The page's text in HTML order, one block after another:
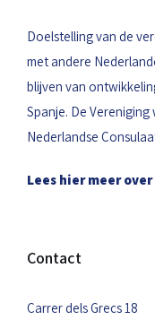
Doelstelling van de
met andere
blijven van
Spanje. De
Nederlandse
Lees hier meer over
Contact
Carrer dels Grecs 18